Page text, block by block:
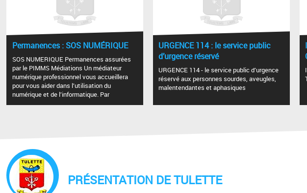
Permanences : SOS NUMÉRIQUE
SOS NUMERIQUE Permanences assurées
par le PIMMS Médiations Un médiateur
numérique professionnel vous accueillera
pour vous aider dans l’utilisation du
numérique et de l’informatique. Par
URGENCE 114 : le service public
d’urgence réservé
URGENCE 114 - le service public d’urgence
réservé aux personnes sourdes, aveugles,
malentendantes et aphasiques
PRÉSENTATION DE TULETTE